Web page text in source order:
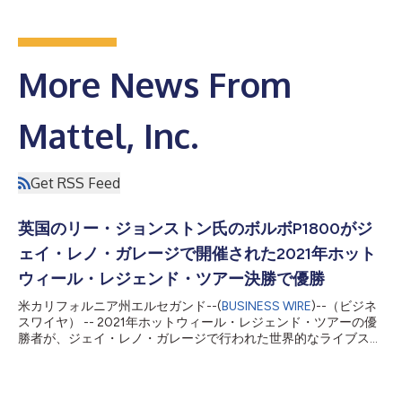
More News From
Mattel, Inc.
Get RSS Feed
英国のリー・ジョンストン氏のボルボP1800がジ
ェイ・レノ・ガレージで開催された2021年ホット
ウィール・レジェンド・ツアー決勝で優勝
米カリフォルニア州エルセガンド--(BUSINESS WIRE)--（ビジネ
スワイヤ） -- 2021年ホットウィール・レジェンド・ツアーの優
勝者が、ジェイ・レノ・ガレージで行われた世界的なライブスト